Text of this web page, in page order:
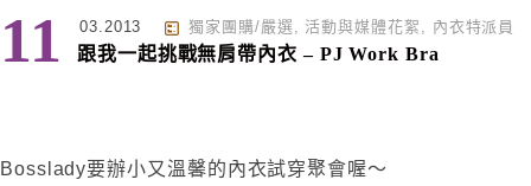
11 03.2013 獨家團購/嚴選, 活動與媒體花絮 , 內衣特派員
跟我一起挑戰無肩帶內衣 – PJ Work Bra
Bosslady要辦小又溫馨的內衣試穿聚會喔～